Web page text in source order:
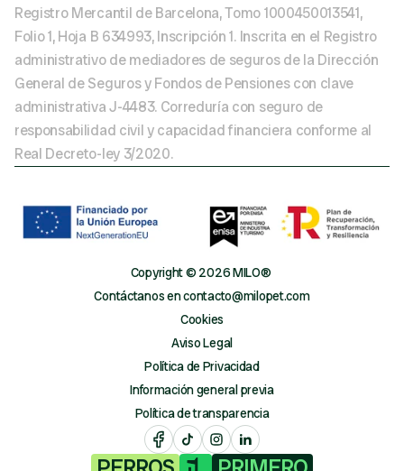
Registro Mercantil de Barcelona, Tomo 1000450013541,
Folio 1, Hoja B 634993, Inscripción 1. Inscrita en el Registro
administrativo de mediadores de seguros de la Dirección
General de Seguros y Fondos de Pensiones con clave
administrativa J-4483. Correduría con seguro de
responsabilidad civil y capacidad financiera conforme al
Real Decreto-ley 3/2020.
Copyright ©️ 2026 MILO®️
Contáctanos en contacto@milopet.com
Cookies
Aviso Legal
Política de Privacidad
Información general previa
Política de transparencia